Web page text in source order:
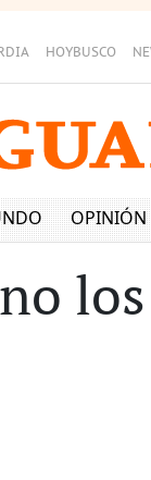
HOYBUSCO
OPINIÓN